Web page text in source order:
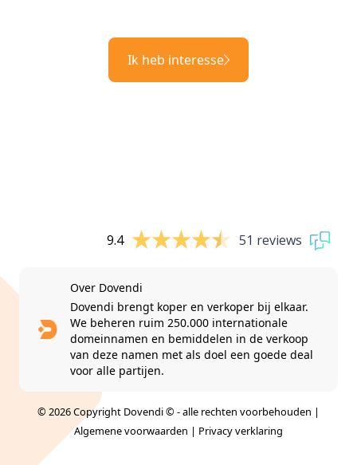
Ik heb interesse
9.4 51 reviews
Over Dovendi
Dovendi brengt koper en verkoper bij elkaar.
We beheren ruim 250.000 internationale
domeinnamen en bemiddelen in de verkoop
van deze namen met als doel een goede deal
voor alle partijen.
© 2026 Copyright Dovendi © - alle rechten voorbehouden |
Algemene voorwaarden | Privacy verklaring